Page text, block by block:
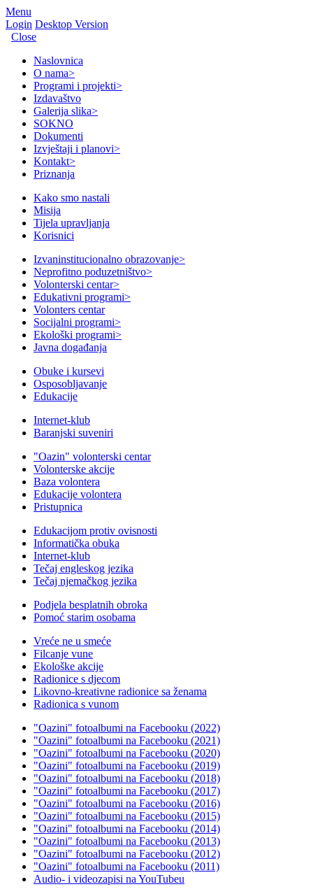
Menu
Login Desktop Version
Close
Naslovnica
O nama>
Programi i projekti>
Izdavaštvo
Galerija slika>
SOKNO
Dokumenti
Izvještaji i planovi>
Kontakt>
Priznanja
Kako smo nastali
Misija
Tijela upravljanja
Korisnici
Izvaninstitucionalno obrazovanje>
Neprofitno poduzetništvo>
Volonterski centar>
Edukativni programi>
Volonters centar
Socijalni programi>
Ekološki programi>
Javna događanja
Obuke i kursevi
Osposobljavanje
Edukacije
Internet-klub
Baranjski suveniri
"Oazin" volonterski centar
Volonterske akcije
Baza volontera
Edukacije volontera
Pristupnica
Edukacijom protiv ovisnosti
Informatička obuka
Internet-klub
Tečaj engleskog jezika
Tečaj njemačkog jezika
Podjela besplatnih obroka
Pomoć starim osobama
Vreće ne u smeće
Filcanje vune
Ekološke akcije
Radionice s djecom
Likovno-kreativne radionice sa ženama
Radionica s vunom
"Oazini" fotoalbumi na Facebooku (2022)
"Oazini" fotoalbumi na Facebooku (2021)
"Oazini" fotoalbumi na Facebooku (2020)
"Oazini" fotoalbumi na Facebooku (2019)
"Oazini" fotoalbumi na Facebooku (2018)
"Oazini" fotoalbumi na Facebooku (2017)
"Oazini" fotoalbumi na Facebooku (2016)
"Oazini" fotoalbumi na Facebooku (2015)
"Oazini" fotoalbumi na Facebooku (2014)
"Oazini" fotoalbumi na Facebooku (2013)
"Oazini" fotoalbumi na Facebooku (2012)
"Oazini" fotoalbumi na Facebooku (2011)
Audio- i videozapisi na YouTubeu